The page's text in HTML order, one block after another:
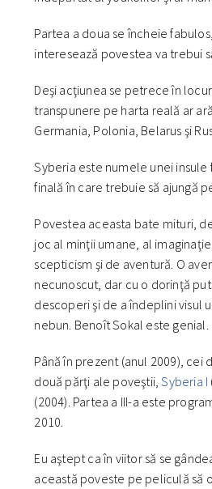
Partea a doua se încheie
interesează povestea va trebui
Deşi acţiunea se petrece în
transpunere pe harta reală ar
Germania, Polonia, Belarus şi
Syberia este numele unei insule
finală în care trebuie să ajungă
Povestea aceasta bate mituri,
joc al minţii umane, al
scepticism şi de aventură. O
necunoscut, dar cu o dorinţă
descoperi şi de a îndeplini visul
nebun. Benoît Sokal este genial.
Până în prezent (anul 2009), cei
două părţi ale poveştii,Syberia I
(2004). Partea a III-a este
2010.
Eu aştept ca în viitor să se
această poveste pe peliculă să